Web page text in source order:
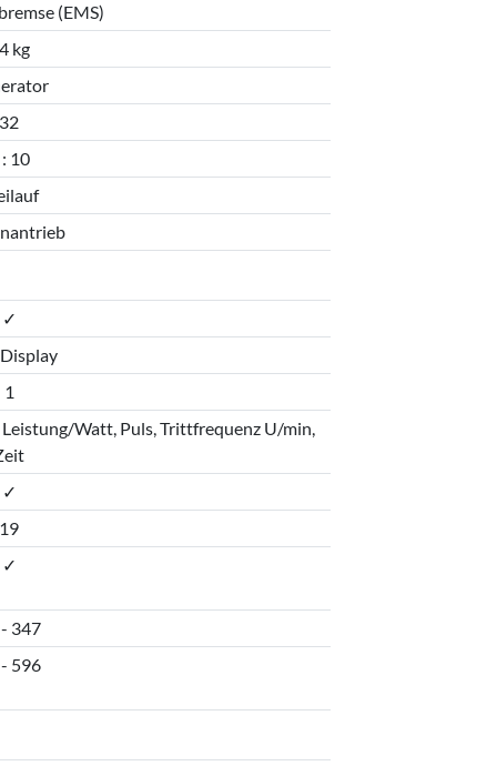
(EMS)
kg
32
10
✓
1
Watt, Puls, Trittfrequenz U/min,
✓
19
✓
347
596